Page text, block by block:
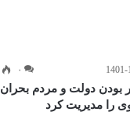
1401- ۰
بودن دولت و مردم بحران
را مدیریت کرد